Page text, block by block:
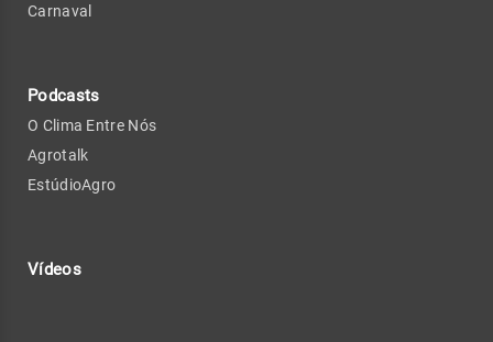
Carnaval
Podcasts
O Clima Entre Nós
Agrotalk
EstúdioAgro
Vídeos